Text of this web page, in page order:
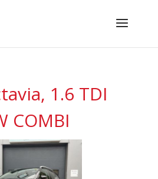
1.6 TDI
COMBI